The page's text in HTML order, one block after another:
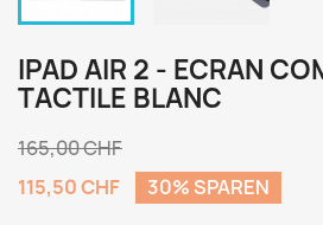
IPAD AIR 2 - ECRAN
TACTILE BLANC
165,00 CHF
115,50 CHF
30% SPAREN